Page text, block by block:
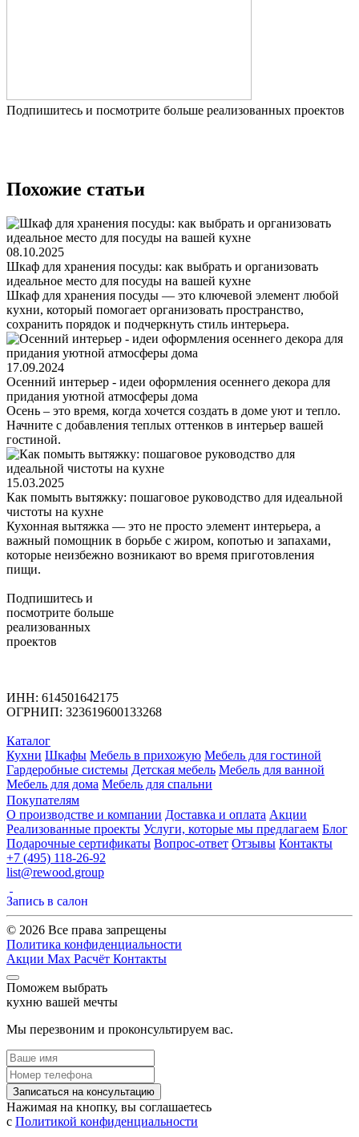
Подпишитесь и посмотрите больше реализованных проектов
Похожие статьи
08.10.2025
Шкаф для хранения посуды: как выбрать и организовать
идеальное место для посуды на вашей кухне
Шкаф для хранения посуды — это ключевой элемент любой
кухни, который помогает организовать пространство,
сохранить порядок и подчеркнуть стиль интерьера.
17.09.2024
Осенний интерьер - идеи оформления осеннего декора для
придания уютной атмосферы дома
Осень – это время, когда хочется создать в доме уют и тепло.
Начните с добавления теплых оттенков в интерьер вашей
гостиной.
15.03.2025
Как помыть вытяжку: пошаговое руководство для идеальной
чистоты на кухне
Кухонная вытяжка — это не просто элемент интерьера, а
важный помощник в борьбе с жиром, копотью и запахами,
которые неизбежно возникают во время приготовления
пищи.
Подпишитесь и
посмотрите больше
реализованных
проектов
ИНН: 614501642175
ОГРНИП: 323619600133268
Каталог
Кухни Шкафы Мебель в прихожую Мебель для гостиной
Гардеробные системы Детская мебель Мебель для ванной
Мебель для дома Мебель для спальни
Покупателям
О производстве и компании Доставка и оплата Акции
Реализованные проекты Услуги, которые мы предлагаем Блог
Подарочные сертификаты Вопрос-ответ Отзывы Контакты
+7 (495) 118-26-92
list@rewood.group
Запись в салон
© 2026 Все права запрещены
Политика конфиденциальности
Акции Max Расчёт Контакты
Поможем выбрать
кухню вашей мечты
Мы перезвоним и проконсультируем вас.
Записаться на консультацию
Нажимая на кнопку, вы соглашаетесь
с Политикой конфиденциальности